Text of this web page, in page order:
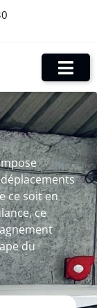
ce soit en
ce
du